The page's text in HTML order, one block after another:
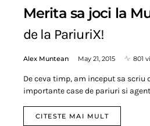
Merita sa joci la
de la PariuriX!
Alex Muntean May 21, 2015 801
De ceva timp, am inceput sa scriu
importante case de pariuri si
CITESTE MAI MULT